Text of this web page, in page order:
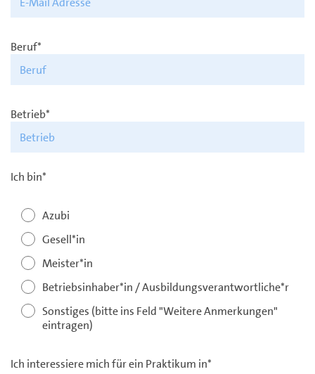
Beruf*
Betrieb*
Ich bin*
Azubi
Gesell*in
Meister*in
Betriebsinhaber*in / Ausbildungsverantwortliche*r
Sonstiges (bitte ins Feld "Weitere Anmerkungen"
eintragen)
Ich interessiere mich für ein Praktikum in*